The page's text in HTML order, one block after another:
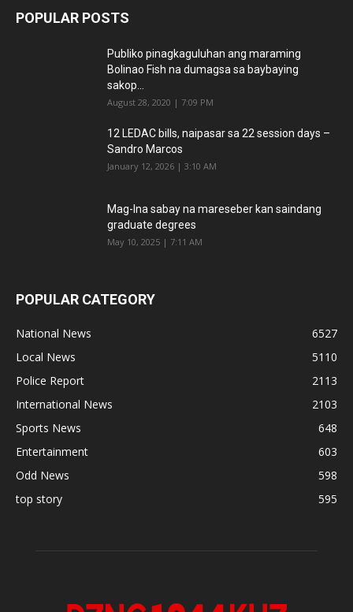
POPULAR POSTS
Publiko pinagkaguluhan ang maraming
Bolinao Fish na dumagsa sa baybaying
sakop...
August 28, 2020 | 7:09 PM
12 LEDAC bills, naipasar sa 22 session days –
Sandro Marcos
January 12, 2026 | 3:10 AM
Mag-Ina sabay na mareseber kan saindang
graduate degrees
May 10, 2025 | 7:11 AM
POPULAR CATEGORY
National News
6527
Local News
5110
Police Report
2113
International News
2103
Sports News
648
Entertainment
603
Odd News
598
top story
595